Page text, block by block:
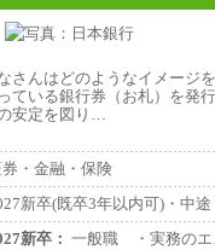
株)JTBビジネストランスフォ
合職 月給205,000～225,000
細はJTBキャリアサイトよ
)JTBデータサービス
細はJTBキャリアサイトよ
デジタルイノベーション(株)
職 月給224,500～242,600
細はJTBキャリアサイトよ
さんはどのようなイメージ
ている銀行券（お札）を発
安定を図り…
・金融・保険
新卒(既卒3年以内可)・中途
新卒： 一般職 ・実務の